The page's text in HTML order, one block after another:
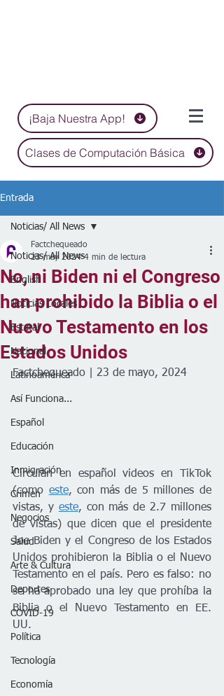
¡Baja Nuestra App!
Clases de Computación Básica
Entrada
Noticias/ All News
English
Noticias Locales
Estatal
Nacional
Latinoamérica
Así Funciona...
Español
Educación
Inmigración
Crimen
Negocios
Salud
Arte & Cultura
Deportes
COVID-19
Política
Tecnología
Economía
Noticias/ All News
No, ni Biden ni el Congreso
han prohibido la Biblia o el
Nuevo Testamento en los
Estados Unidos
Factchequeado
23 may 2024 4 min de lectura
Factchequeado | 23 de mayo, 2024
Circulan en español videos en TikTok
(como este, con más de 5 millones de
vistas, y este, con más de 2.7 millones
de vistas) que dicen que el presidente
Joe Biden y el Congreso de los Estados
Unidos prohibieron la Biblia o el Nuevo
Testamento en el país. Pero es falso: no
se ha aprobado una ley que prohíba la
Biblia o el Nuevo Testamento en EE.
UU.